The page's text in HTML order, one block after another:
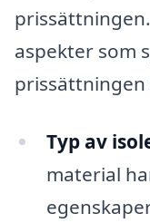
aspekter som
Typ av
material